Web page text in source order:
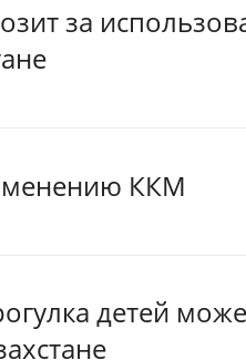
за
ККМ
детей